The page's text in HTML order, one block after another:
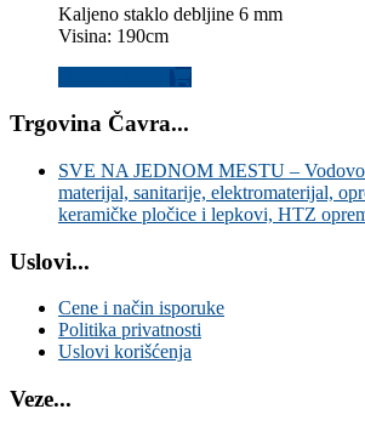
Kaljeno staklo debljine 6 mm
Visina: 190cm
Trgovina Čavra...
SVE NA JEDNOM MESTU –
materijal, sanitarije, elektromaterijal,
keramičke pločice i lepkovi, HTZ
Uslovi...
Cene i način isporuke
Politika privatnosti
Uslovi korišćenja
Veze...